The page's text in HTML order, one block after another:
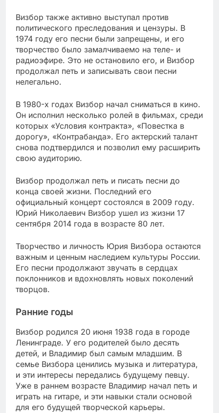
Визбор также активно выступал против
политического преследования и цензуры. В
1974 году его песни были запрещены, и его
творчество было замалчиваемо на теле- и
радиоэфире. Это не остановило его, и Визбор
продолжал петь и записывать свои песни
нелегально.
В 1980-х годах Визбор начал сниматься в кино.
Он исполнил несколько ролей в фильмах, среди
которых «Условия контракта», «Повестка в
дорогу», «Контрабанда». Его актерский талант
снова подтвердился и позволил ему расширить
свою аудиторию.
Визбор продолжал петь и писать песни до
конца своей жизни. Последний его
официальный концерт состоялся в 2009 году.
Юрий Николаевич Визбор ушел из жизни 17
сентября 2014 года в возрасте 80 лет.
Творчество и личность Юрия Визбора остаются
важным и ценным наследием культуры России.
Его песни продолжают звучать в сердцах
поклонников и вдохновлять новых поколений
творцов.
Ранние годы
Визбор родился 20 июня 1938 года в городе
Ленинграде. У его родителей было десять
детей, и Владимир был самым младшим. В
семье Визбора ценились музыка и литература,
и эти интересы передались будущему певцу.
Уже в раннем возрасте Владимир начал петь и
играть на гитаре, и эти навыки стали основой
для его будущей творческой карьеры.